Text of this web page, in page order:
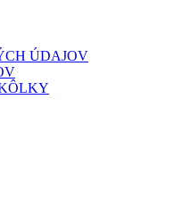
ÚDAJOV